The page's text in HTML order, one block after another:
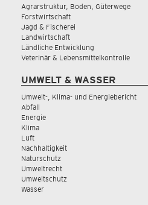
Agrarstruktur, Boden, Güterwege
Forstwirtschaft
Jagd & Fischerei
Landwirtschaft
Ländliche Entwicklung
Veterinär & Lebensmittelkontrolle
UMWELT & WASSER
Umwelt-, Klima- und Energiebericht
Abfall
Energie
Klima
Luft
Nachhaltigkeit
Naturschutz
Umweltrecht
Umweltschutz
Wasser